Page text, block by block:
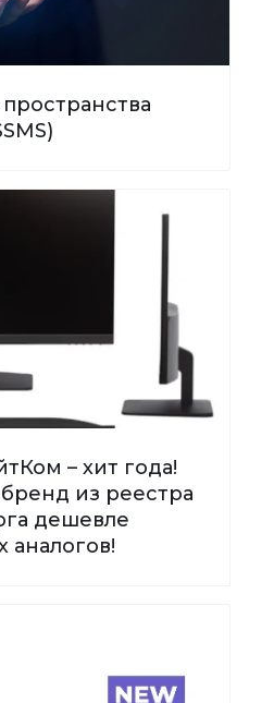
– хит года!
из реестра
дешевле
аналогов!